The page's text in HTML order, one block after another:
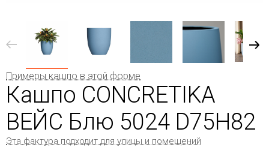
Примеры кашпо в этой форме
Кашпо CONCRETIKA
ВЕЙС Блю 5024 D75H82
Эта фактура подходит для улицы и помещений